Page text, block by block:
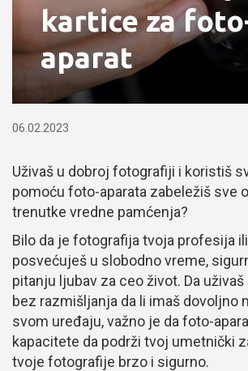
kartice za
aparat
06.02.2023
Uživaš u dobroj fotografiji i koristiš
pomoću foto-aparata zabeležiš sve
trenutke vredne pamćenja?
Bilo da je fotografija tvoja profesija
posvećuješ u slobodno vreme,
pitanju ljubav za ceo život. Da
bez razmišljanja da li imaš dovoljno
svom uređaju, važno je da foto-
kapacitete da podrži tvoj umetnički
tvoje fotografije brzo i sigurno.